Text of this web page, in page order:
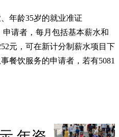
年龄35岁的就业准证
申请者，每月包括基本薪水和
元，可在新计分制薪水项目下
餐饮服务的申请者，若有5081